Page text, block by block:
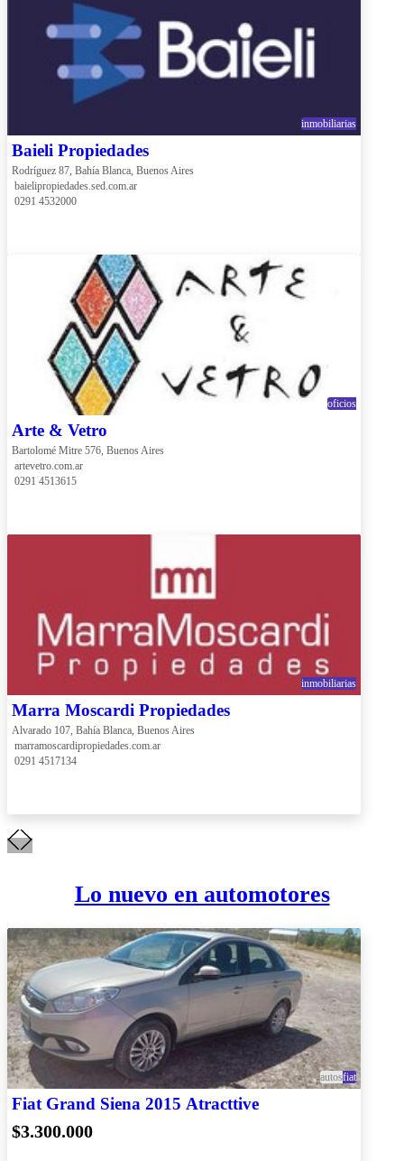
inmobiliarias
Baieli Propiedades
Rodríguez 87, Bahía Blanca, Buenos Aires
baielipropiedades.sed.com.ar
0291 4532000
oficios
Arte & Vetro
Bartolomé Mitre 576, Buenos Aires
artevetro.com.ar
0291 4513615
inmobiliarias
Marra Moscardi Propiedades
Alvarado 107, Bahía Blanca, Buenos Aires
marramoscardipropiedades.com.ar
0291 4517134
Lo nuevo en automotores
autosfiat
Fiat Grand Siena 2015 Atracttive
$3.300.000